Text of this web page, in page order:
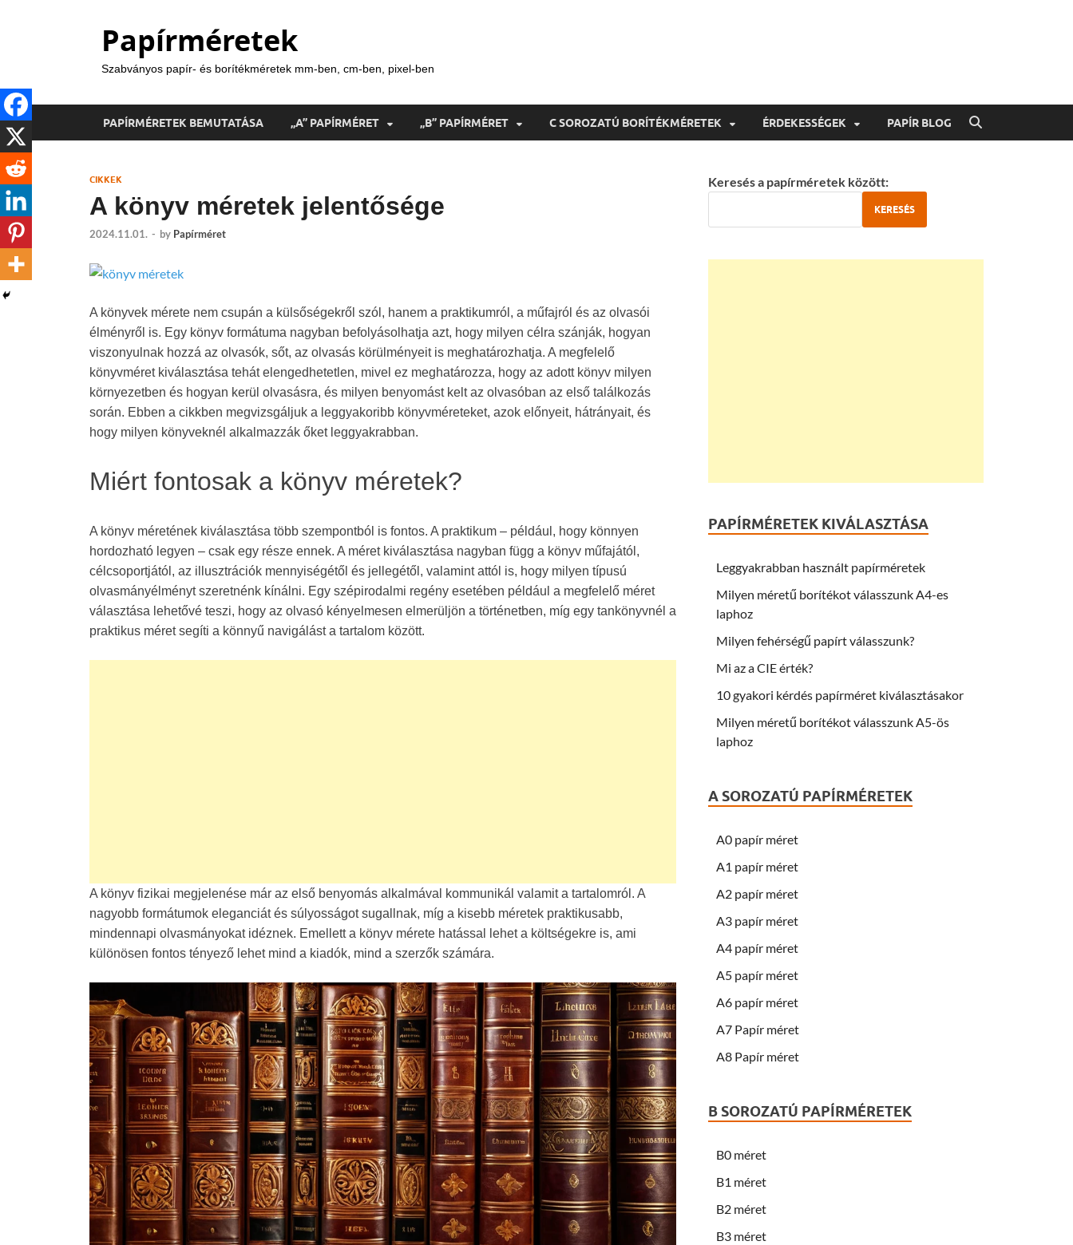
Papírméretek
Szabványos papír- és borítékméretek mm-ben, cm-ben, pixel-ben
PAPÍRMÉRETEK BEMUTATÁSA „A” PAPÍRMÉRET „B” PAPÍRMÉRET C SOROZATÚ BORÍTÉKMÉRETEK ÉRDEKESSÉGEK PAPÍR BLOG
CIKKEK
A könyv méretek jelentősége
2024.11.01. - by Papírméret
A könyvek mérete nem csupán a külsőségekről szól, hanem a praktikumról, a műfajról és az olvasói
élményről is. Egy könyv formátuma nagyban befolyásolhatja azt, hogy milyen célra szánják, hogyan
viszonyulnak hozzá az olvasók, sőt, az olvasás körülményeit is meghatározhatja. A megfelelő
könyvméret kiválasztása tehát elengedhetetlen, mivel ez meghatározza, hogy az adott könyv milyen
környezetben és hogyan kerül olvasásra, és milyen benyomást kelt az olvasóban az első találkozás
során. Ebben a cikkben megvizsgáljuk a leggyakoribb könyvméreteket, azok előnyeit, hátrányait, és
hogy milyen könyveknél alkalmazzák őket leggyakrabban.
Miért fontosak a könyv méretek?
A könyv méretének kiválasztása több szempontból is fontos. A praktikum – például, hogy könnyen
hordozható legyen – csak egy része ennek. A méret kiválasztása nagyban függ a könyv műfajától,
célcsoportjától, az illusztrációk mennyiségétől és jellegétől, valamint attól is, hogy milyen típusú
olvasmányélményt szeretnénk kínálni. Egy szépirodalmi regény esetében például a megfelelő méret
választása lehetővé teszi, hogy az olvasó kényelmesen elmerüljön a történetben, míg egy tankönyvnél a
praktikus méret segíti a könnyű navigálást a tartalom között.
A könyv fizikai megjelenése már az első benyomás alkalmával kommunikál valamit a tartalomról. A
nagyobb formátumok eleganciát és súlyosságot sugallnak, míg a kisebb méretek praktikusabb,
mindennapi olvasmányokat idéznek. Emellett a könyv mérete hatással lehet a költségekre is, ami
különösen fontos tényező lehet mind a kiadók, mind a szerzők számára.
Keresés a papírméretek között:
KERESÉS
PAPÍRMÉRETEK KIVÁLASZTÁSA
Leggyakrabban használt papírméretek
Milyen méretű borítékot válasszunk A4-es
laphoz
Milyen fehérségű papírt válasszunk?
Mi az a CIE érték?
10 gyakori kérdés papírméret kiválasztásakor
Milyen méretű borítékot válasszunk A5-ös
laphoz
A SOROZATÚ PAPÍRMÉRETEK
A0 papír méret
A1 papír méret
A2 papír méret
A3 papír méret
A4 papír méret
A5 papír méret
A6 papír méret
A7 Papír méret
A8 Papír méret
B SOROZATÚ PAPÍRMÉRETEK
B0 méret
B1 méret
B2 méret
B3 méret